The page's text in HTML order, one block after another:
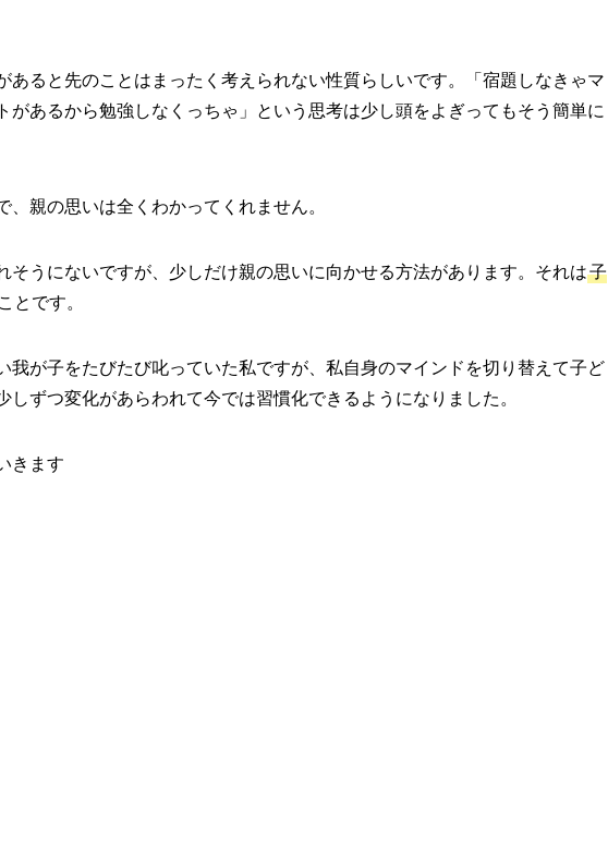
あると先のことはまったく考えられない性質らしいです。「宿題しなきゃマ
があるから勉強しなくっちゃ」という思考は少し頭をよぎってもそう簡単に
親の思いは全くわかってくれません。
そうにないですが、少しだけ親の思いに向かせる方法があります。それは子
ことです。
我が子をたびたび叱っていた私ですが、私自身のマインドを切り替えて子ど
しずつ変化があらわれて今では習慣化できるようになりました。
きます